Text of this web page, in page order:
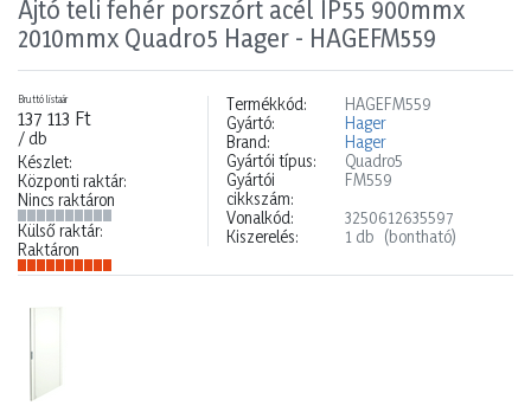
Ajtó teli fehér porszórt acél IP55 900mmx
2010mmx Quadro5 Hager - HAGEFM559
Bruttó listaár
137 113 Ft
/ db
Készlet:
Központi raktár:
Nincs raktáron
Külső raktár:
Raktáron
Termékkód:
HAGEFM559
Gyártó:
Hager
Brand:
Hager
Gyártói típus:
Quadro5
Gyártói
cikkszám:
FM559
Vonalkód:
3250612635597
Kiszerelés:
1 db (bontható)